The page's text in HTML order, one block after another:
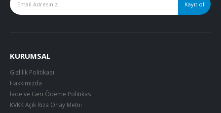
KURUMSAL
Gizlilik Politikası
Hakkımızda
İade ve Geri Ödeme Politikası
KVKK Açık Rıza Onay Metni